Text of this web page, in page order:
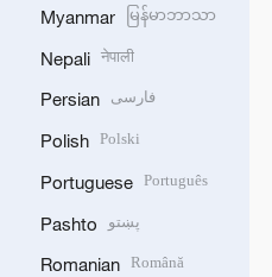
Myanmar မြန်မာဘာသာ
Nepali नेपाली
Persian فارسی
Polish Polski
Portuguese Português
Pashto پښتو
Romanian Română